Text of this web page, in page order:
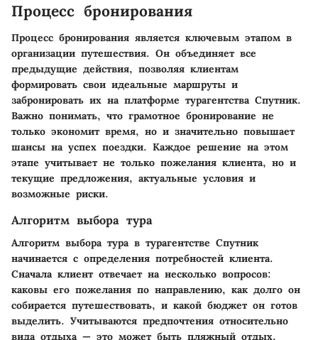
Процесс бронирования
Процесс бронирования является ключевым этапом в
организации путешествия. Он объединяет все
предыдущие действия, позволяя клиентам
формировать свои идеальные маршруты и
забронировать их на платформе турагентства Спутник.
Важно понимать, что грамотное бронирование не
только экономит время, но и значительно повышает
шансы на успех поездки. Каждое решение на этом
этапе учитывает не только пожелания клиента, но и
текущие предложения, актуальные условия и
возможные риски.
Алгоритм выбора тура
Алгоритм выбора тура в турагентстве Спутник
начинается с определения потребностей клиента.
Сначала клиент отвечает на несколько вопросов:
каковы его пожелания по направлению, как долго он
собирается путешествовать, и какой бюджет он готов
выделить. Учитываются предпочтения относительно
вида отдыха — это может быть пляжный отдых,